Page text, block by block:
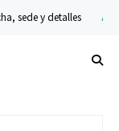
y detalles